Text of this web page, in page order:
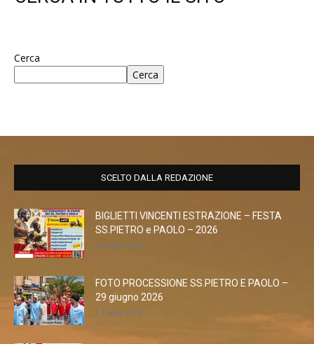
Cerca
Cerca
SCELTO DALLA REDAZIONE
BIGLIETTI VINCENTI ESTRAZIONE – FESTA
SS.PIETRO e PAOLO – 2026
1 Luglio 2026
FOTO PROCESSIONE SS.PIETRO E PAOLO –
29 giugno 2026
1 Luglio 2026